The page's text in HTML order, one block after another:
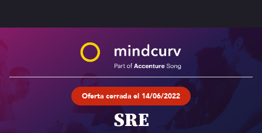
Oferta cerrada el 14/06/2022
SRE